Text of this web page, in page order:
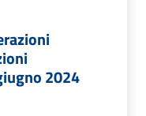
2024